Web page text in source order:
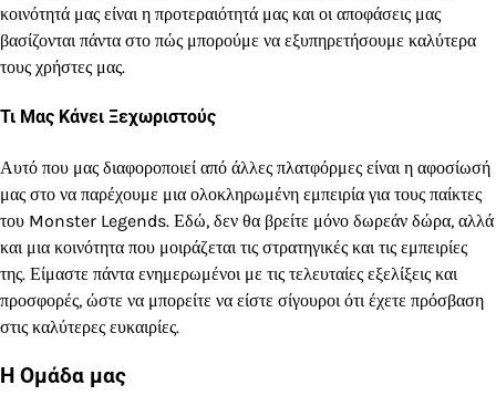
κοινότητά μας είναι η προτεραιότητά μας και οι αποφάσεις μας
βασίζονται πάντα στο πώς μπορούμε να εξυπηρετήσουμε καλύτερα
τους χρήστες μας.
Τι Μας Κάνει Ξεχωριστούς
Αυτό που μας διαφοροποιεί από άλλες πλατφόρμες είναι η αφοσίωσή
μας στο να παρέχουμε μια ολοκληρωμένη εμπειρία για τους παίκτες
του Monster Legends. Εδώ, δεν θα βρείτε μόνο δωρεάν δώρα, αλλά
και μια κοινότητα που μοιράζεται τις στρατηγικές και τις εμπειρίες
της. Είμαστε πάντα ενημερωμένοι με τις τελευταίες εξελίξεις και
προσφορές, ώστε να μπορείτε να είστε σίγουροι ότι έχετε πρόσβαση
στις καλύτερες ευκαιρίες.
Η Ομάδα μας